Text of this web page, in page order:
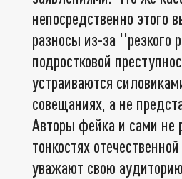
непосредственно этого
разносы из-за ''резкого
подростковой
устраиваются
совещаниях, а не
Авторы фейка и сами не
тонкостях
уважают свою